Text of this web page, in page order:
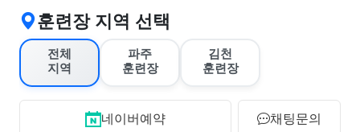
훈련장 지역 선택
전체
지역
파주
훈련장
김천
훈련장
네이버예약 채팅문의